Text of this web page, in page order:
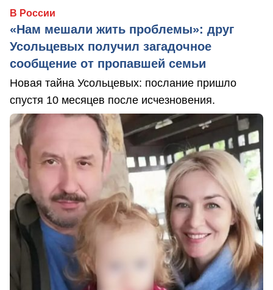
В России
«Нам мешали жить проблемы»: друг
Усольцевых получил загадочное
сообщение от пропавшей семьи
Новая тайна Усольцевых: послание пришло
спустя 10 месяцев после исчезновения.